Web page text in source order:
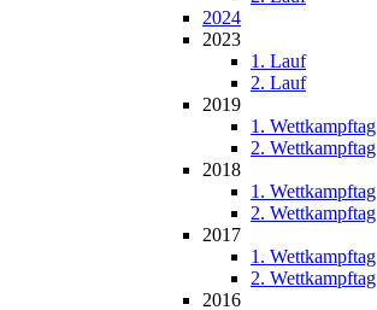
2024
2023
1. Lauf
2. Lauf
2019
1. Wettkampftag
2. Wettkampftag
2018
1. Wettkampftag
2. Wettkampftag
2017
1. Wettkampftag
2. Wettkampftag
2016